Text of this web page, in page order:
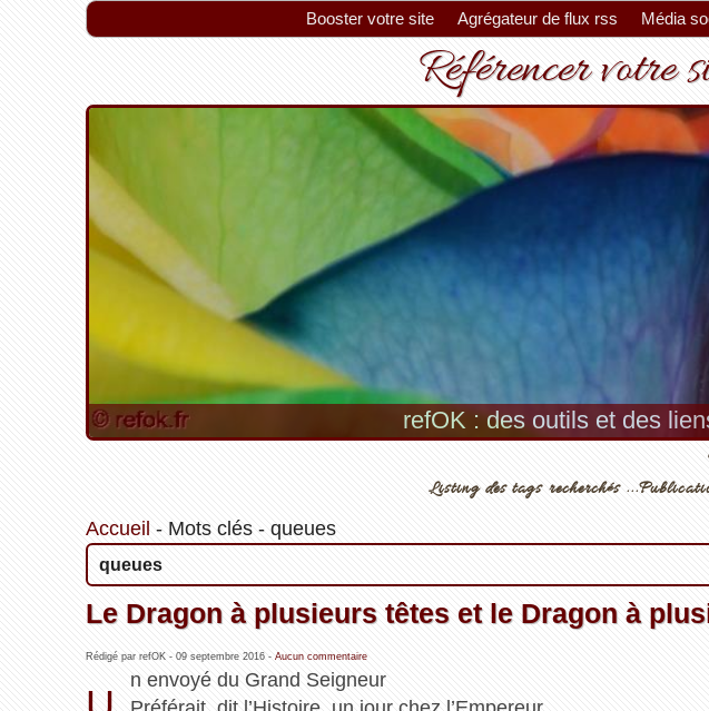
Booster votre site Agrégateur de flux rss Média
Référencer votre
refOK : des outils et des
Listing des tags recherchés
Accueil - Mots clés- queues
queues
Le Dragon à plusieurs têtes et le Dragon à
Rédigé par refOK - 09 septembre 2016- Aucun commentaire
n envoyé du Grand Seigneur